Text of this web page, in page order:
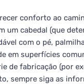
conforto ao
cabedal (que
com o pé,
em superfícies
de fabricação (por
sempre siga as